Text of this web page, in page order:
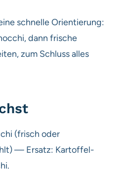
schnelle Orientierung:
dann frische
zum Schluss alles
(frisch oder
— Ersatz: Kartoffel-